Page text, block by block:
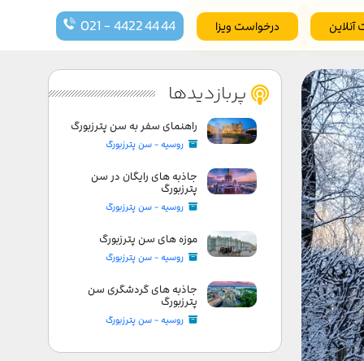
درخواست ویزا 021 - 4422 44 44 آنلاین
پربازدیدها
راهنمای سفر به سن پترزبورگ
روسیه - سن پترزبورگ
جاذبه های رایگان در سن
پترزبورگ
روسیه - سن پترزبورگ
موزه های سن پترزبورگ
روسیه - سن پترزبورگ
جاذبه های گردشگری سن
پترزبورگ
روسیه - سن پترزبورگ